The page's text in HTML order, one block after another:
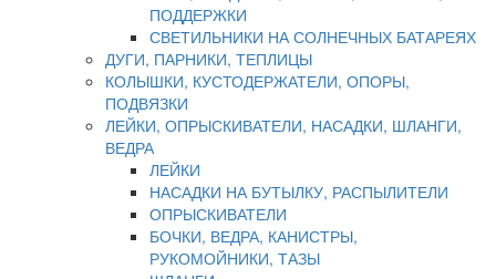
ПОДДЕРЖКИ
СВЕТИЛЬНИКИ НА СОЛНЕЧНЫХ БАТАРЕЯХ
ДУГИ, ПАРНИКИ, ТЕПЛИЦЫ
КОЛЫШКИ, КУСТОДЕРЖАТЕЛИ, ОПОРЫ,
ПОДВЯЗКИ
ЛЕЙКИ, ОПРЫСКИВАТЕЛИ, НАСАДКИ, ШЛАНГИ,
ВЕДРА
ЛЕЙКИ
НАСАДКИ НА БУТЫЛКУ, РАСПЫЛИТЕЛИ
ОПРЫСКИВАТЕЛИ
БОЧКИ, ВЕДРА, КАНИСТРЫ,
РУКОМОЙНИКИ, ТАЗЫ